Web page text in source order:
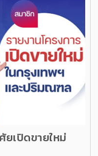
ยเปิดขายใหม่